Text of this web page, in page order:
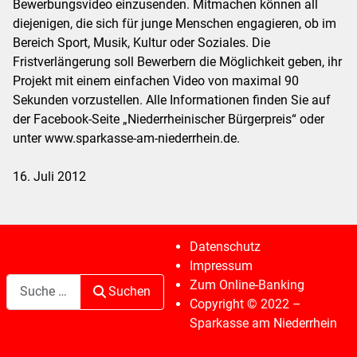
Bewerbungsvideo einzusenden. Mitmachen können all
diejenigen, die sich für junge Menschen engagieren, ob im
Bereich Sport, Musik, Kultur oder Soziales. Die
Fristverlängerung soll Bewerbern die Möglichkeit geben, ihr
Projekt mit einem einfachen Video von maximal 90
Sekunden vorzustellen. Alle Informationen finden Sie auf
der Facebook-Seite „Niederrheinischer Bürgerpreis“ oder
unter www.sparkasse-am-niederrhein.de.
16. Juli 2012
Suchen
Suchen
Datenschutz
Impressum
Zum Online-Banking
Copyright © 2022 –
Sparkasse am Niederrhein